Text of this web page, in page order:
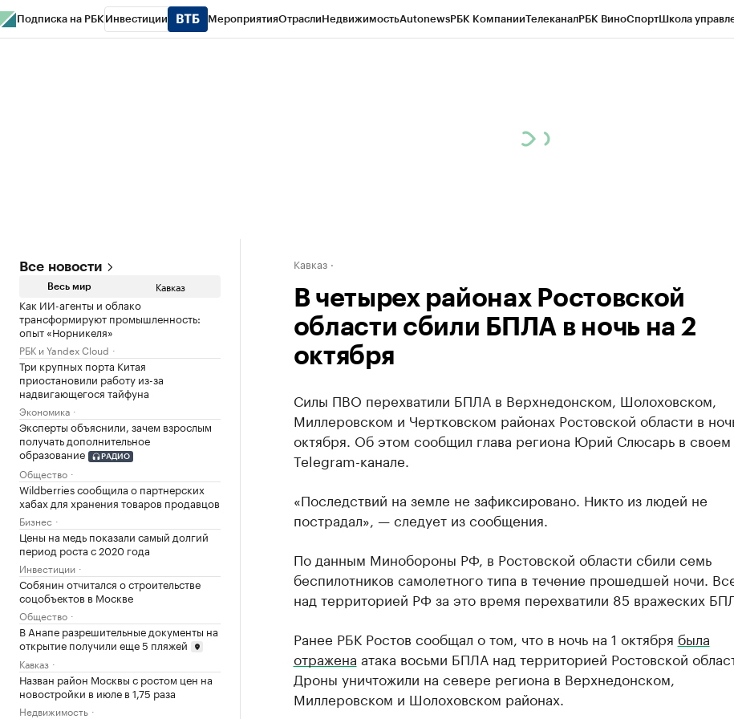
Подписка на РБК Инвестиции МероприятияОтраслиНедвижимостьAutonewsРБК КомпанииТелеканалРБК ВиноСпортШкола
Все новости
Весь мир Кавказ
Как ИИ-агенты и облако
трансформируют промышленность:
опыт «Норникеля»
РБК и Yandex Cloud
Три крупных порта Китая
приостановили работу из-за
надвигающегося тайфуна
Экономика
Эксперты объяснили, зачем взрослым
получать дополнительное
образование
РАДИО
Общество
Wildberries сообщила о партнерских
хабах для хранения товаров продавцов
Бизнес
Цены на медь показали самый долгий
период роста с 2020 года
Инвестиции
Собянин отчитался о строительстве
соцобъектов в Москве
Общество
В Анапе разрешительные документы на
открытие получили еще 5 пляжей
Кавказ
Назван район Москвы с ростом цен на
новостройки в июле в 1,75 раза
Недвижимость
Кавказ
В четырех районах Ростовской
области сбили БПЛА в ночь на 2
октября
Силы ПВО перехватили БПЛА в Верхнедонском, Шолоховском,
Миллеровском и Чертковском районах Ростовской области в
октября. Об этом сообщил глава региона Юрий Слюсарь в своем
Telegram-канале.
«Последствий на земле не зафиксировано. Никто из людей не
пострадал», — следует из сообщения.
По данным Минобороны РФ, в Ростовской области сбили семь
беспилотников самолетного типа в течение прошедшей ночи.
над территорией РФ за это время перехватили 85 вражеских
Ранее РБК Ростов сообщал о том, что в ночь на 1 октября была
отражена атака восьми БПЛА над территорией Ростовской
Дроны уничтожили на севере региона в Верхнедонском,
Миллеровском и Шолоховском районах.